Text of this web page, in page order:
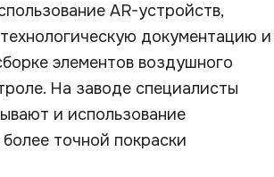
AR-устройств,
документацию и
элементов воздушного
На заводе специалисты
и использование
точной покраски